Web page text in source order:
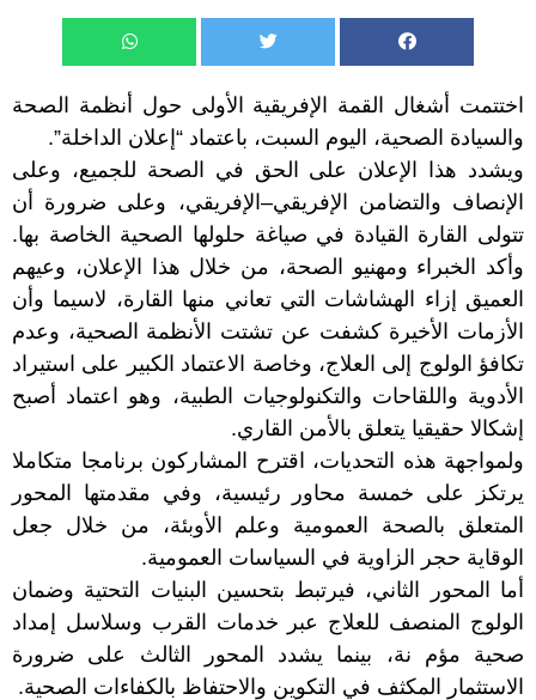
اختتمت أشغال القمة الإفريقية الأولى حول أنظمة الصحة
والسيادة الصحية، اليوم السبت، باعتماد “إعلان الداخلة”.
ويشدد هذا الإعلان على الحق في الصحة للجميع، وعلى
الإنصاف والتضامن الإفريقي–الإفريقي، وعلى ضرورة أن
تتولى القارة القيادة في صياغة حلولها الصحية الخاصة بها.
وأكد الخبراء ومهنيو الصحة، من خلال هذا الإعلان، وعيهم
العميق إزاء الهشاشات التي تعاني منها القارة، لاسيما وأن
الأزمات الأخيرة كشفت عن تشتت الأنظمة الصحية، وعدم
تكافؤ الولوج إلى العلاج، وخاصة الاعتماد الكبير على استيراد
الأدوية واللقاحات والتكنولوجيات الطبية، وهو اعتماد أصبح
إشكالا حقيقيا يتعلق بالأمن القاري.
ولمواجهة هذه التحديات، اقترح المشاركون برنامجا متكاملا
يرتكز على خمسة محاور رئيسية، وفي مقدمتها المحور
المتعلق بالصحة العمومية وعلم الأوبئة، من خلال جعل
الوقاية حجر الزاوية في السياسات العمومية.
أما المحور الثاني، فيرتبط بتحسين البنيات التحتية وضمان
الولوج المنصف للعلاج عبر خدمات القرب وسلاسل إمداد
صحية مؤم نة، بينما يشدد المحور الثالث على ضرورة
الاستثمار المكثف في التكوين والاحتفاظ بالكفاءات الصحية.